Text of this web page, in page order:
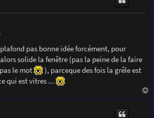
pas bonne idée forcément, pour
solide la fenêtre (pas la peine de la faire
le mot
), parceque des fois la grêle est
qui est vitres ...